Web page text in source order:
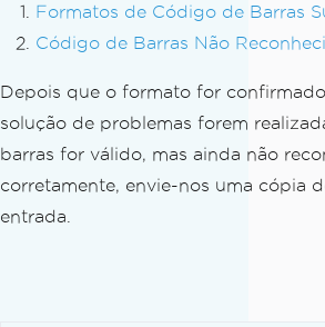
Formatos de Código de Barras
Código de Barras Não
Depois que o formato for
solução de problemas forem
barras for válido, mas ainda não
corretamente, envie-nos uma cópia
entrada.